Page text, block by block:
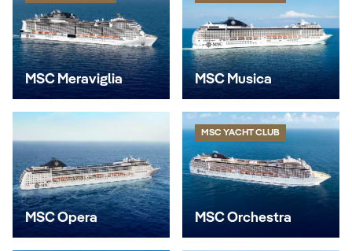
MSC Meraviglia MSC Musica
MSC Opera
MSC YACHT CLUB
MSC Orchestra